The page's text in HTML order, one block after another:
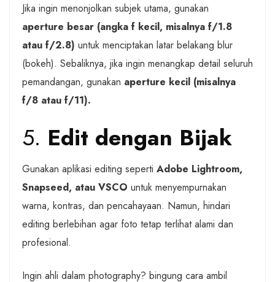
Jika ingin menonjolkan subjek utama, gunakan
aperture besar (angka f kecil, misalnya f/1.8
atau f/2.8) untuk menciptakan latar belakang blur
(bokeh). Sebaliknya, jika ingin menangkap detail seluruh
pemandangan, gunakan aperture kecil (misalnya
f/8 atau f/11).
5. Edit dengan Bijak
Gunakan aplikasi editing seperti Adobe Lightroom,
Snapseed, atau VSCO untuk menyempurnakan
warna, kontras, dan pencahayaan. Namun, hindari
editing berlebihan agar foto tetap terlihat alami dan
profesional.
Ingin ahli dalam photography? bingung cara ambil